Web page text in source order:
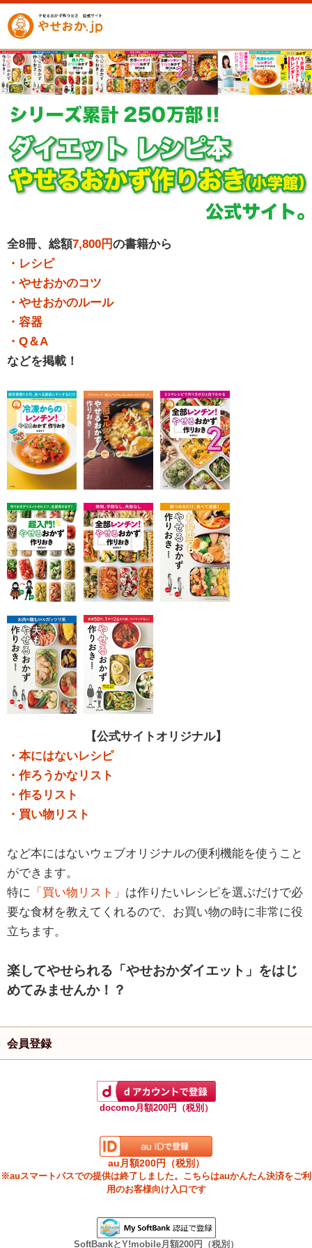
全8冊、総額7,800円の書籍から
・レシピ
・やせおかのコツ
・やせおかのルール
・容器
・Q＆A
などを掲載！
【公式サイトオリジナル】
・本にはないレシピ
・作ろうかなリスト
・作るリスト
・買い物リスト
など本にはないウェブオリジナルの便利機能を使うこと
ができます。
特に 「買い物リスト」 は作りたいレシピを選ぶだけで必
要な食材を教えてくれるので、お買い物の時に非常に役
立ちます。
楽してやせられる「やせおかダイエット」をはじ
めてみませんか！？
会員登録
docomo月額200円（税別）
au月額200円（税別）
※auスマートパスでの提供は終了しました。こちらはauかんたん決済をご利
用のお客様向け入口です
SoftBankとY!mobile月額200円（税別）